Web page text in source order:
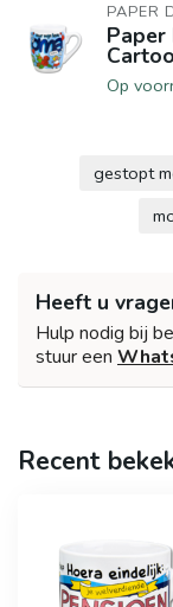
PAPER
Paper
Op
gestopt
Heeft u
Hulp nodig bij
stuur een
Recent